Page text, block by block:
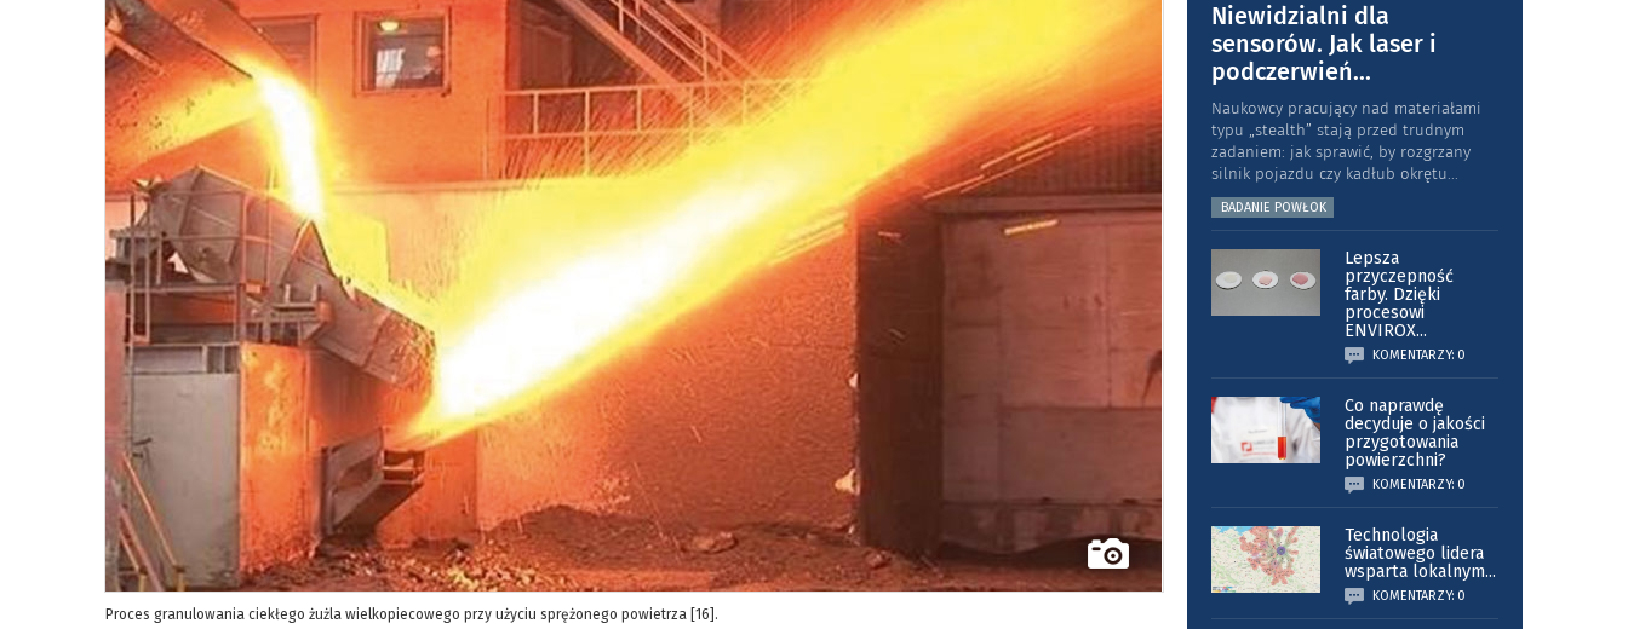
Proces granulowania ciekłego żużla wielkopiecowego przy użyciu sprężonego powietrza [16].
Niewidzialni dla
sensorów. Jak laser i
podczerwień...
Naukowcy pracujący nad materiałami
typu „stea­lth” stają przed trudnym
zadaniem: jak sprawić, by rozgrzany
silnik pojazdu czy kadłub okrętu...
BADANIE POWŁOK
Lepsza
przyczepność
farby. Dzięki
procesowi
ENVIROX...
KOMENTARZY: 0
Co naprawdę
decyduje o jakości
przygotowania
powierzchni?
KOMENTARZY: 0
Technologia
światowego lidera
wsparta lokalnym...
KOMENTARZY: 0